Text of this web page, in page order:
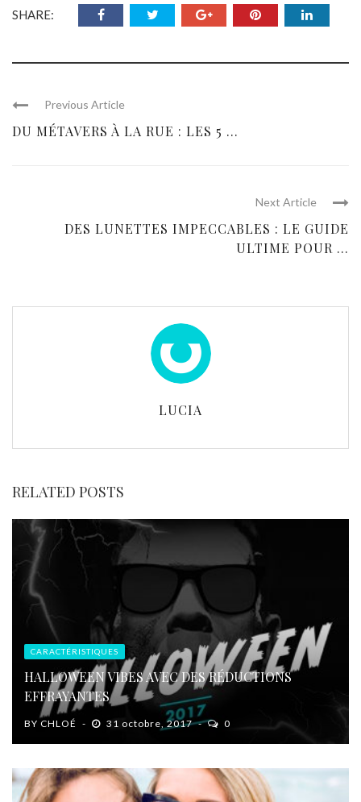
SHARE:
Previous Article
DU MÉTAVERS À LA RUE : LES 5 ...
Next Article
DES LUNETTES IMPECCABLES : LE GUIDE
ULTIME POUR ...
LUCIA
RELATED POSTS
CARACTÉRISTIQUES
HALLOWEEN VIBES AVEC DES RÉDUCTIONS
EFFRAYANTES
BY CHLOÉ 31 octobre, 2017 0